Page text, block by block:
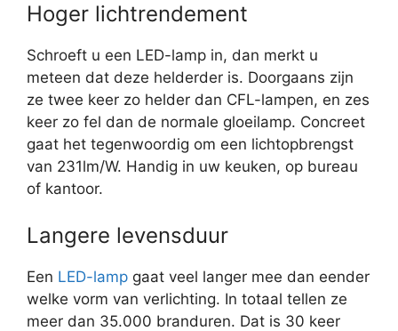
Hoger lichtrendement
Schroeft u een LED-lamp in, dan merkt u
meteen dat deze helderder is. Doorgaans zijn
ze twee keer zo helder dan CFL-lampen, en zes
keer zo fel dan de normale gloeilamp. Concreet
gaat het tegenwoordig om een lichtopbrengst
van 231lm/W. Handig in uw keuken, op bureau
of kantoor.
Langere levensduur
Een LED-lamp gaat veel langer mee dan eender
welke vorm van verlichting. In totaal tellen ze
meer dan 35.000 branduren. Dat is 30 keer